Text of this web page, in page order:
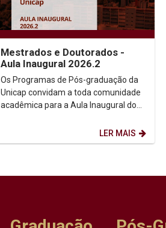
Mestrados e Doutorados -
Aula Inaugural 2026.2
Os Programas de Pós-graduação da
Unicap convidam a toda comunidade
acadêmica para a Aula Inaugural do
LER MAIS